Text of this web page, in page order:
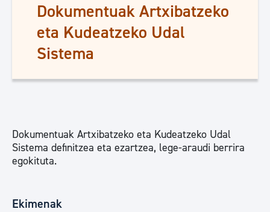
Dokumentuak Artxibatzeko
eta Kudeatzeko Udal
Sistema
Dokumentuak Artxibatzeko eta Kudeatzeko Udal
Sistema definitzea eta ezartzea, lege-araudi berrira
egokituta.
Ekimenak